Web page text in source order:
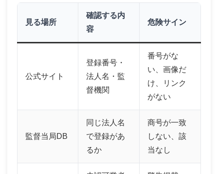
見る場所
確認する内
容
危険サイン
公式サイト
登録番号・
法人名・監
督機関
番号がな
い、画像だ
け、リンク
がない
監督当局DB
同じ法人名
で登録があ
るか
商号が一致
しない、該
当なし